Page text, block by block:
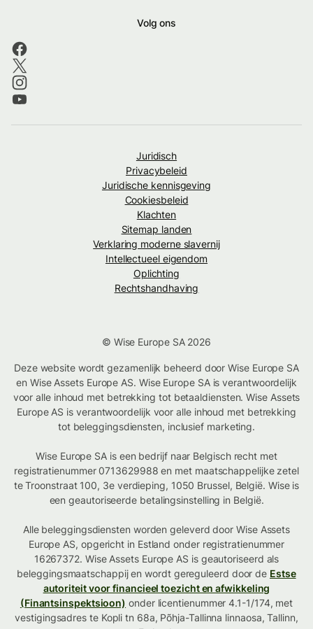
Volg ons
Juridisch
Privacybeleid
Juridische kennisgeving
Cookiesbeleid
Klachten
Sitemap landen
Verklaring moderne slavernij
Intellectueel eigendom
Oplichting
Rechtshandhaving
© Wise Europe SA 2026
Deze website wordt gezamenlijk beheerd door Wise Europe SA
en Wise Assets Europe AS. Wise Europe SA is verantwoordelijk
voor alle inhoud met betrekking tot betaaldiensten. Wise Assets
Europe AS is verantwoordelijk voor alle inhoud met betrekking
tot beleggingsdiensten, inclusief marketing.
Wise Europe SA is een bedrijf naar Belgisch recht met
registratienummer 0713629988 en met maatschappelijke zetel
te Troonstraat 100, 3e verdieping, 1050 Brussel, België. Wise is
een geautoriseerde betalingsinstelling in België.
Alle beleggingsdiensten worden geleverd door Wise Assets
Europe AS, opgericht in Estland onder registratienummer
16267372. Wise Assets Europe AS is geautoriseerd als
beleggingsmaatschappij en wordt gereguleerd door de Estse
autoriteit voor financieel toezicht en afwikkeling
(Finantsinspektsioon) onder licentienummer 4.1-1/174, met
vestigingsadres te Kopli tn 68a, Põhja-Tallinna linnaosa, Tallinn,